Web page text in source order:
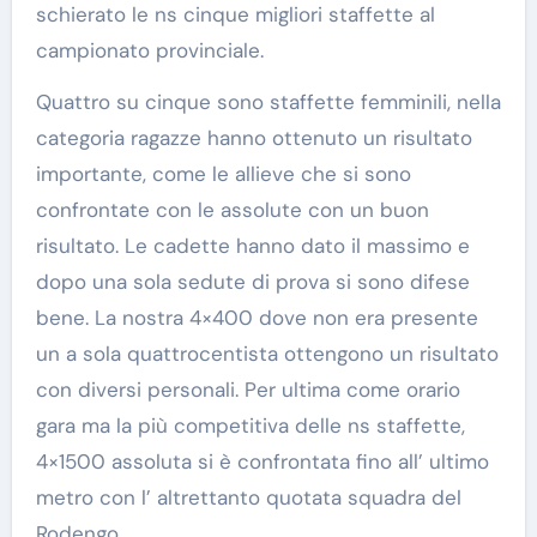
schierato le ns cinque migliori staffette al
campionato provinciale.
Quattro su cinque sono staffette femminili, nella
categoria ragazze hanno ottenuto un risultato
importante, come le allieve che si sono
confrontate con le assolute con un buon
risultato. Le cadette hanno dato il massimo e
dopo una sola sedute di prova si sono difese
bene. La nostra 4×400 dove non era presente
un a sola quattrocentista ottengono un risultato
con diversi personali. Per ultima come orario
gara ma la più competitiva delle ns staffette,
4×1500 assoluta si è confrontata fino all’ ultimo
metro con l’ altrettanto quotata squadra del